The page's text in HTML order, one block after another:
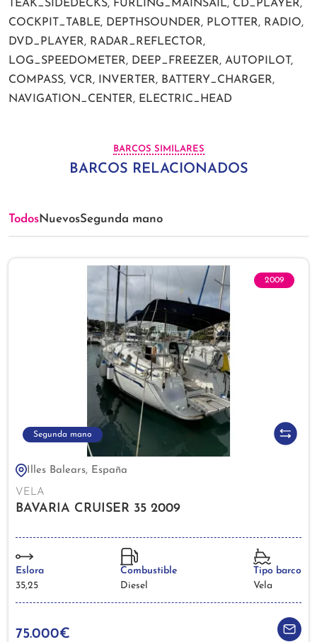
TEAK_SIDEDECKS, FURLING_MAINSAIL, CD_PLAYER,
COCKPIT_TABLE, DEPTHSOUNDER, PLOTTER, RADIO,
DVD_PLAYER, RADAR_REFLECTOR,
LOG_SPEEDOMETER, DEEP_FREEZER, AUTOPILOT,
COMPASS, VCR, INVERTER, BATTERY_CHARGER,
NAVIGATION_CENTER, ELECTRIC_HEAD
BARCOS SIMILARES
BARCOS RELACIONADOS
TodosNuevosSegunda mano
2009
Segunda mano
Illes Balears, España
VELA
BAVARIA CRUISER 35 2009
Eslora
35,25
Combustible
Diesel
Tipo barco
Vela
75.000€